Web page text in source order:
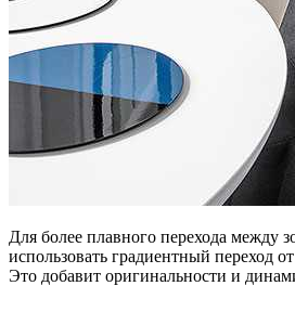
Для более плавного перехода между
использовать градиентный переход
Это добавит оригинальности и